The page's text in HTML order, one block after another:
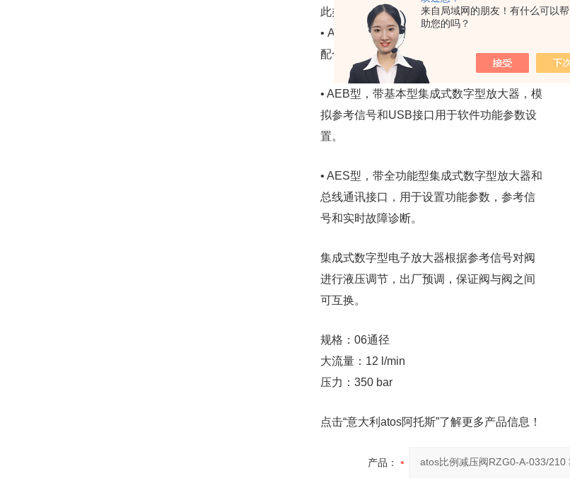
来自局域网的朋友！有什么可以帮
助您的吗？
此类阀有不同的型式可供选择：
• A型，不带集成式放大器，与分体式放大器
配合使用，见第 2 节
• AEB型，带基本型集成式数字型放大器，模
拟参考信号和USB接口用于软件功能参数设
置。
• AES型，带全功能型集成式数字型放大器和
总线通讯接口，用于设置功能参数，参考信
号和实时故障诊断。
集成式数字型电子放大器根据参考信号对阀
进行液压调节，出厂预调，保证阀与阀之间
可互换。
规格：06通径
大流量：12 l/min
压力：350 bar
点击“意大利atos阿托斯”了解更多产品信息！
产品：